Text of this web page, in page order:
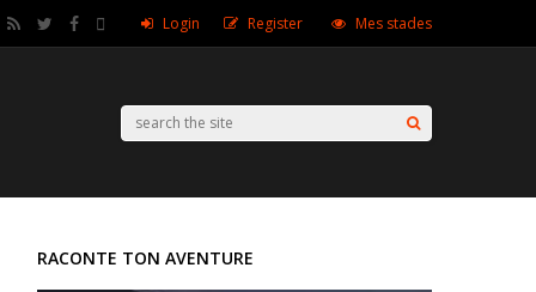
Login Register Mes stades
RACONTE TON AVENTURE